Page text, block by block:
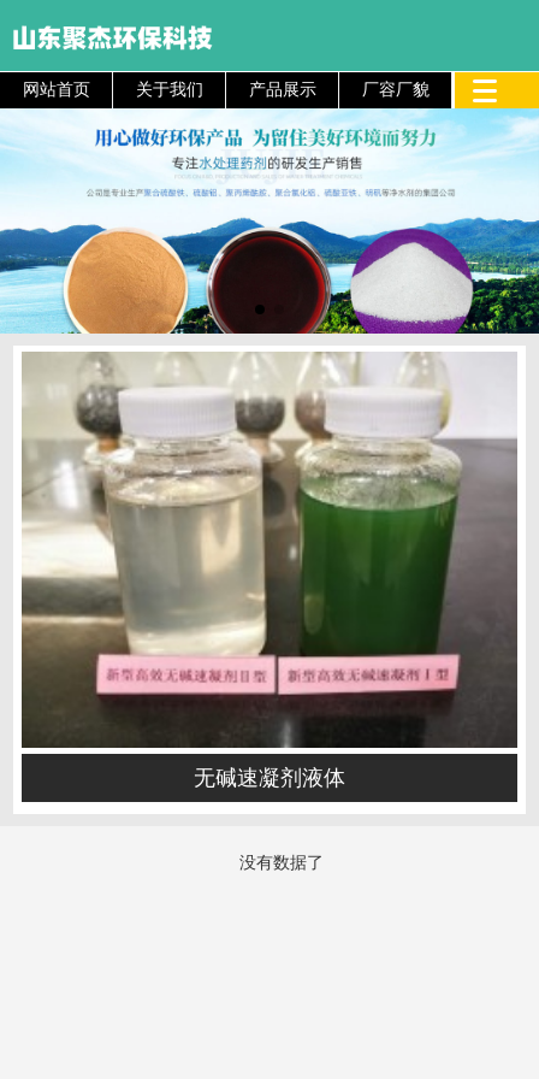
网站首页 关于我们 产品展示 厂容厂貌
无碱速凝剂液体
没有数据了